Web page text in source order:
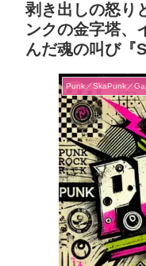
剥き出しの怒り
ンクの金字塔、
んだ魂の叫び『
Punk／SkaPunk／